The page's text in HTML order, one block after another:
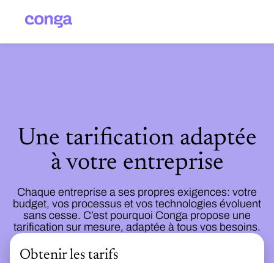
Une tarification adaptée
à votre entreprise
Chaque entreprise a ses propres exigences: votre
budget, vos processus et vos technologies évoluent
sans cesse. C’est pourquoi Conga propose une
tarification sur mesure, adaptée à tous vos besoins.
Obtenir les tarifs